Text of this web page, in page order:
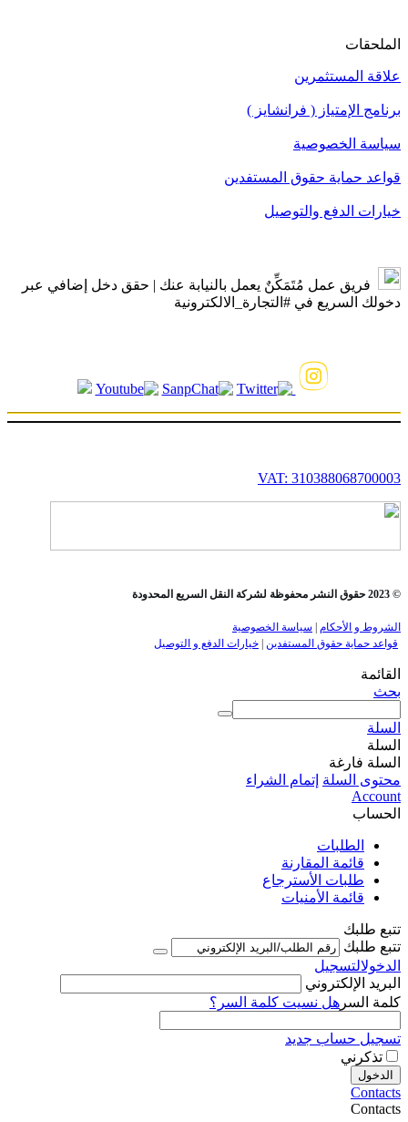
الملحقات
علاقة المستثمرين
برنامج الإمتياز ( فرانشايز )
سياسة الخصوصية
قواعد حماية حقوق المستفدين
خيارات الدفع والتوصيل
فريق عمل مُتَمَكِّنٌ يعمل بالنيابة عنك | حقق دخل إضافي عبر
دخولك السريع في #التجارة_الالكترونية
VAT: 310388068700003
© 2023 حقوق النشر محفوظة لشركة النقل السريع المحدودة
الشروط و الأحكام | سياسة الخصوصية
قواعد حماية حقوق المستفدين | خيارات الدفع و التوصيل
القائمة
بحث
السلة
السلة
السلة فارغة
محتوى السلة إتمام الشراء
Account
الحساب
الطلبات
قائمة المقارنة
طلبات الأسترجاع
قائمة الأمنيات
تتبع طلبك
تتبع طلبك
الدخولالتسجيل
البريد الإلكتروني
كلمة السر هل نسيت كلمة السر؟
تسجيل حساب جديد
تذكرني
الدخول
Contacts
Contacts